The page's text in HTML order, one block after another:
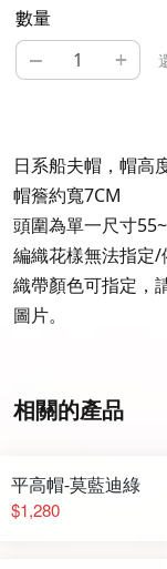
數量
– +
日系船夫帽，帽高
帽簷約寬7CM
頭圍為單一尺寸
編織花樣無法指定
織帶顏色可指定，
圖片。
相關的產品
平高帽-莫藍迪綠
$1,280